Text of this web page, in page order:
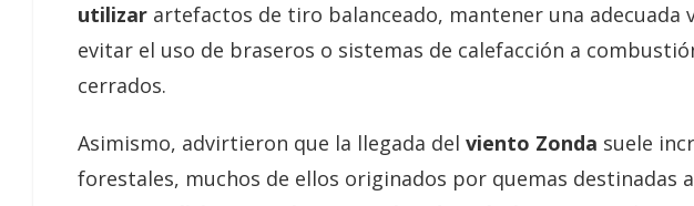
utilizar artefactos de tiro balanceado, mantener una adecuada
evitar el uso de braseros o sistemas de calefacción a
cerrados.
Asimismo, advirtieron que la llegada del viento Zonda suele
forestales, muchos de ellos originados por quemas destinadas